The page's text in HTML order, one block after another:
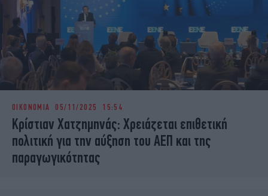
ΟΙΚΟΝΟΜΙΑ 05/11/2025 15:54
Κρίστιαν Χατζημηνάς: Χρειάζεται επιθετική
πολιτική για την αύξηση του ΑΕΠ και της
παραγωγικότητας